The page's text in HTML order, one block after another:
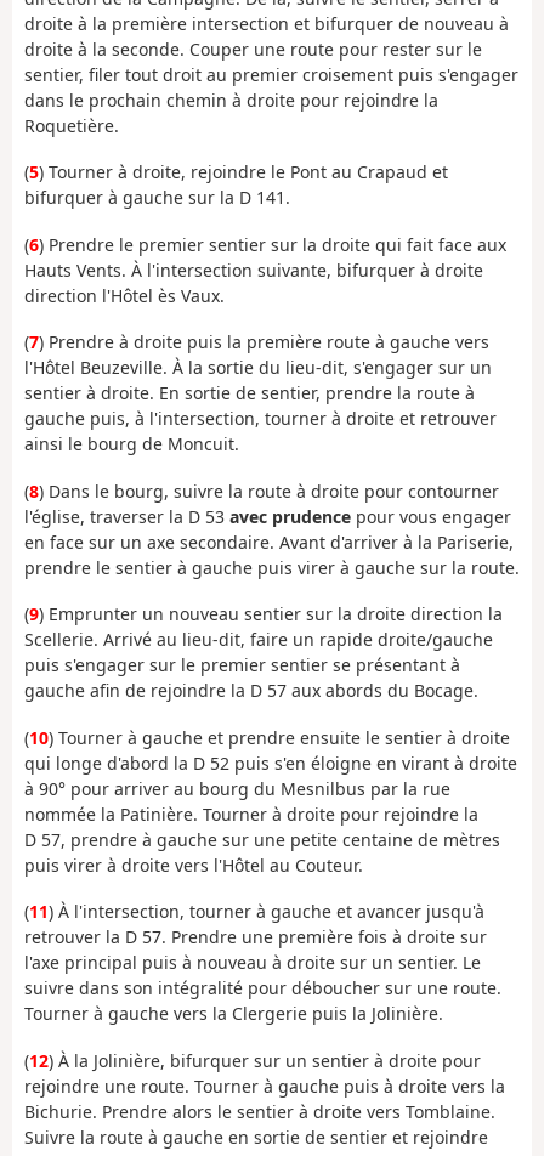
droite à la première intersection et bifurquer de nouveau à
droite à la seconde. Couper une route pour rester sur le
sentier, filer tout droit au premier croisement puis s'engager
dans le prochain chemin à droite pour rejoindre la
Roquetière.
(5) Tourner à droite, rejoindre le Pont au Crapaud et
bifurquer à gauche sur la D 141.
(6) Prendre le premier sentier sur la droite qui fait face aux
Hauts Vents. À l'intersection suivante, bifurquer à droite
direction l'Hôtel ès Vaux.
(7) Prendre à droite puis la première route à gauche vers
l'Hôtel Beuzeville. À la sortie du lieu-dit, s'engager sur un
sentier à droite. En sortie de sentier, prendre la route à
gauche puis, à l'intersection, tourner à droite et retrouver
ainsi le bourg de Moncuit.
(8) Dans le bourg, suivre la route à droite pour contourner
l'église, traverser la D 53 avec prudence pour vous engager
en face sur un axe secondaire. Avant d'arriver à la Pariserie,
prendre le sentier à gauche puis virer à gauche sur la route.
(9) Emprunter un nouveau sentier sur la droite direction la
Scellerie. Arrivé au lieu-dit, faire un rapide droite/gauche
puis s'engager sur le premier sentier se présentant à
gauche afin de rejoindre la D 57 aux abords du Bocage.
(10) Tourner à gauche et prendre ensuite le sentier à droite
qui longe d'abord la D 52 puis s'en éloigne en virant à droite
à 90° pour arriver au bourg du Mesnilbus par la rue
nommée la Patinière. Tourner à droite pour rejoindre la
D 57, prendre à gauche sur une petite centaine de mètres
puis virer à droite vers l'Hôtel au Couteur.
(11) À l'intersection, tourner à gauche et avancer jusqu'à
retrouver la D 57. Prendre une première fois à droite sur
l'axe principal puis à nouveau à droite sur un sentier. Le
suivre dans son intégralité pour déboucher sur une route.
Tourner à gauche vers la Clergerie puis la Jolinière.
(12) À la Jolinière, bifurquer sur un sentier à droite pour
rejoindre une route. Tourner à gauche puis à droite vers la
Bichurie. Prendre alors le sentier à droite vers Tomblaine.
Suivre la route à gauche en sortie de sentier et rejoindre